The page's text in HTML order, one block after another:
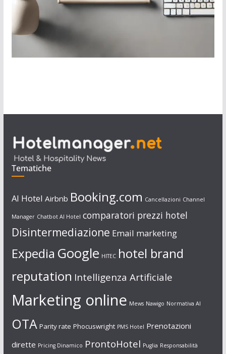
Tematiche
AI Hotel Airbnb Booking.com Cancellazioni Channel
Manager Chatbot AI Hotel comparatori prezzi hotel
Disintermediazione Email marketing
Expedia Google HITEC hotel brand
reputation Intelligenza Artificiale
Marketing online Mews Nawigo Normativa AI
OTA Parity rate Phocuswright PMS Hotel Prenotazioni
dirette Pricing Dinamico ProntoHotel Puglia Responsabilità